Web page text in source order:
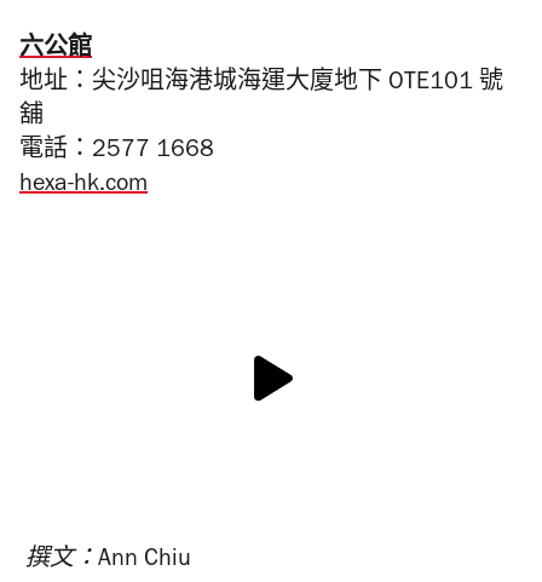
六公館
地址：尖沙咀海港城海運大廈地下 OTE101 號
舖
電話：2577 1668
hexa-hk.com
撰文：Ann Chiu